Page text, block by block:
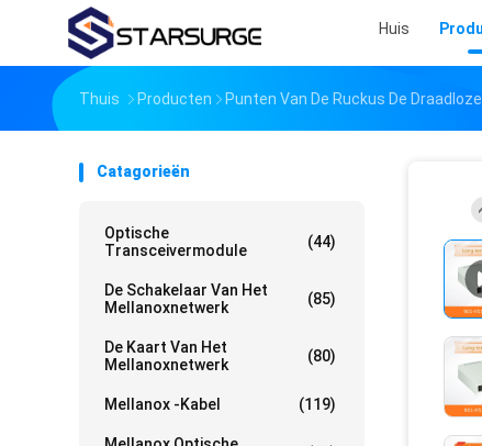
Huis
Thuis Producten Punten Van De Ruckus De
Catagorieën
Optische
Transceivermodule
(44)
De Schakelaar Van Het
Mellanoxnetwerk
(85)
De Kaart Van Het
Mellanoxnetwerk
(80)
Mellanox -kabel (119)